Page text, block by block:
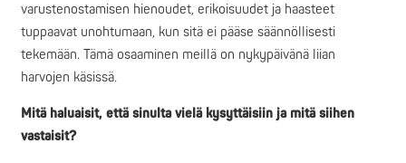
varustenostamisen hienoudet, erikoisuudet ja haasteet
tuppaavat unohtumaan, kun sitä ei pääse säännöllisesti
tekemään. Tämä osaaminen meillä on nykypäivänä liian
harvojen käsissä.
Mitä haluaisit, että sinulta vielä kysyttäisiin ja mitä siihen
vastaisit?